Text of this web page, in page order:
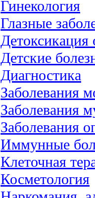
Гинекология
Глазные
Детоксикация
Детские
Диагностика
Заболевания
Заболевания
Заболевания
Иммунные
Клеточная
Косметология